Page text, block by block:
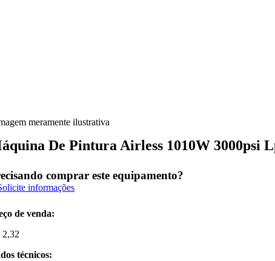
meramente ilustrativa
De Pintura Airless 1010W 3000psi
comprar este equipamento?
informações
de venda:
2,32
técnicos: